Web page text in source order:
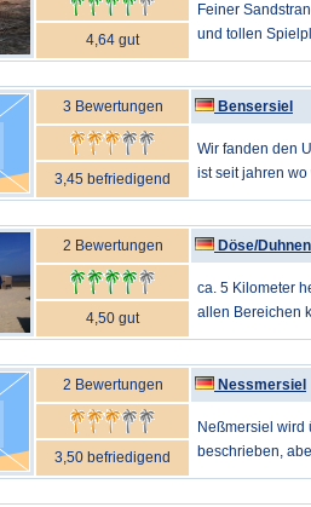
Feiner
und tollen
4,64 gut
3 Bewertungen Bensersiel
Wir fanden den
ist seit jahren
3,45 befriedigend
2 Bewertungen Döse/Duhnen
ca. 5 Kilometer
allen Bereichen
4,50 gut
2 Bewertungen Nessmersiel
Neßmersiel wird
beschrieben,
3,50 befriedigend